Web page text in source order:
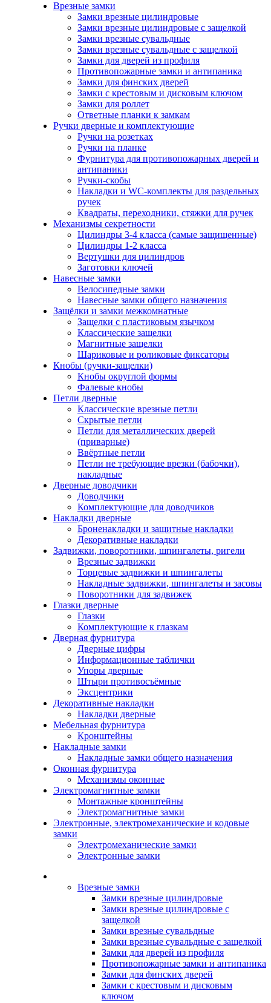
Врезные замки
Замки врезные цилиндровые
Замки врезные цилиндровые с защелкой
Замки врезные сувальдные
Замки врезные сувальдные с защелкой
Замки для дверей из профиля
Противопожарные замки и антипаника
Замки для финских дверей
Замки с крестовым и дисковым ключом
Замки для роллет
Ответные планки к замкам
Ручки дверные и комплектующие
Ручки на розетках
Ручки на планке
Фурнитура для противопожарных дверей и
антипаники
Ручки-скобы
Накладки и WC-комплекты для раздельных
ручек
Квадраты, переходники, стяжки для ручек
Механизмы секретности
Цилиндры 3-4 класса (самые защищенные)
Цилиндры 1-2 класса
Вертушки для цилиндров
Заготовки ключей
Навесные замки
Велосипедные замки
Навесные замки общего назначения
Защёлки и замки межкомнатные
Защелки с пластиковым язычком
Классические защелки
Магнитные защелки
Шариковые и роликовые фиксаторы
Кнобы (ручки-защелки)
Кнобы округлой формы
Фалевые кнобы
Петли дверные
Классические врезные петли
Скрытые петли
Петли для металлических дверей
(приварные)
Ввёртные петли
Петли не требующие врезки (бабочки),
накладные
Дверные доводчики
Доводчики
Комплектующие для доводчиков
Накладки дверные
Броненакладки и защитные накладки
Декоративные накладки
Задвижки, поворотники, шпингалеты, ригели
Врезные задвижки
Торцевые задвижки и шпингалеты
Накладные задвижки, шпингалеты и засовы
Поворотники для задвижек
Глазки дверные
Глазки
Комплектующие к глазкам
Дверная фурнитура
Дверные цифры
Информационные таблички
Упоры дверные
Штыри противосъёмные
Эксцентрики
Декоративные накладки
Накладки дверные
Мебельная фурнитура
Кронштейны
Накладные замки
Накладные замки общего назначения
Оконная фурнитура
Механизмы оконные
Электромагнитные замки
Монтажные кронштейны
Электромагнитные замки
Электронные, электромеханические и кодовые
замки
Электромеханические замки
Электронные замки
Врезные замки
Замки врезные цилиндровые
Замки врезные цилиндровые с
защелкой
Замки врезные сувальдные
Замки врезные сувальдные с защелкой
Замки для дверей из профиля
Противопожарные замки и антипаника
Замки для финских дверей
Замки с крестовым и дисковым
ключом